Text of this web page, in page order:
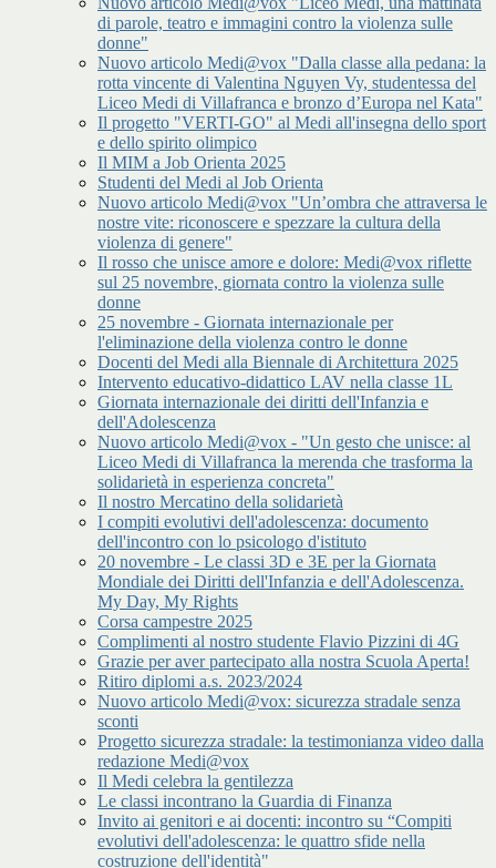
di parole, teatro e immagini contro la violenza sulle
donne"
Nuovo articolo Medi@vox "Dalla classe alla pedana: la
rotta vincente di Valentina Nguyen Vy, studentessa del
Liceo Medi di Villafranca e bronzo d’Europa nel Kata"
Il progetto "VERTI-GO" al Medi all'insegna dello sport
e dello spirito olimpico
Il MIM a Job Orienta 2025
Studenti del Medi al Job Orienta
Nuovo articolo Medi@vox "Un’ombra che attraversa le
nostre vite: riconoscere e spezzare la cultura della
violenza di genere"
Il rosso che unisce amore e dolore: Medi@vox riflette
sul 25 novembre, giornata contro la violenza sulle
donne
25 novembre - Giornata internazionale per
l'eliminazione della violenza contro le donne
Docenti del Medi alla Biennale di Architettura 2025
Intervento educativo-didattico LAV nella classe 1L
Giornata internazionale dei diritti dell'Infanzia e
dell'Adolescenza
Nuovo articolo Medi@vox - "Un gesto che unisce: al
Liceo Medi di Villafranca la merenda che trasforma la
solidarietà in esperienza concreta"
Il nostro Mercatino della solidarietà
I compiti evolutivi dell'adolescenza: documento
dell'incontro con lo psicologo d'istituto
20 novembre - Le classi 3D e 3E per la Giornata
Mondiale dei Diritti dell'Infanzia e dell'Adolescenza.
My Day, My Rights
Corsa campestre 2025
Complimenti al nostro studente Flavio Pizzini di 4G
Grazie per aver partecipato alla nostra Scuola Aperta!
Ritiro diplomi a.s. 2023/2024
Nuovo articolo Medi@vox: sicurezza stradale senza
sconti
Progetto sicurezza stradale: la testimonianza video dalla
redazione Medi@vox
Il Medi celebra la gentilezza
Le classi incontrano la Guardia di Finanza
Invito ai genitori e ai docenti: incontro su “Compiti
evolutivi dell'adolescenza: le quattro sfide nella
costruzione dell'identità"